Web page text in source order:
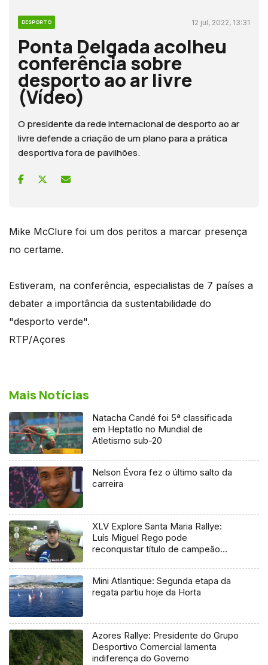
DESPORTO 12 jul, 2022, 13:31
Ponta Delgada acolheu
conferência sobre
desporto ao ar livre
(Vídeo)
O presidente da rede internacional de desporto ao ar
livre defende a criação de um plano para a prática
desportiva fora de pavilhões.
Mike McClure foi um dos peritos a marcar presença
no certame.
Estiveram, na conferência, especialistas de 7 países a
debater a importância da sustentabilidade do
"desporto verde".
RTP/Açores
Mais Notícias
Natacha Candé foi 5ª classificada
em Heptatlo no Mundial de
Atletismo sub-20
Nelson Évora fez o último salto da
carreira
XLV Explore Santa Maria Rallye:
Luís Miguel Rego pode
reconquistar título de campeão
Mini Atlantique: Segunda etapa da
regata partiu hoje da Horta
Azores Rallye: Presidente do Grupo
Desportivo Comercial lamenta
indiferença do Governo